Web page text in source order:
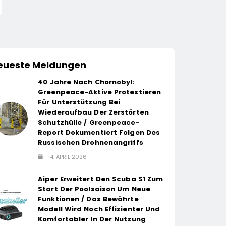
Meldungen
40 Jahre Nach Chornobyl:
Greenpeace-Aktive Protestieren
Für Unterstützung Bei
Wiederaufbau Der Zerstörten
Schutzhülle / Greenpeace-
Report Dokumentiert Folgen Des
Russischen Drohnenangriffs
14. APRIL 2026
Aiper Erweitert Den Scuba S1 Zum
Start Der Poolsaison Um Neue
Funktionen / Das Bewährte
Modell Wird Noch Effizienter Und
Komfortabler In Der Nutzung